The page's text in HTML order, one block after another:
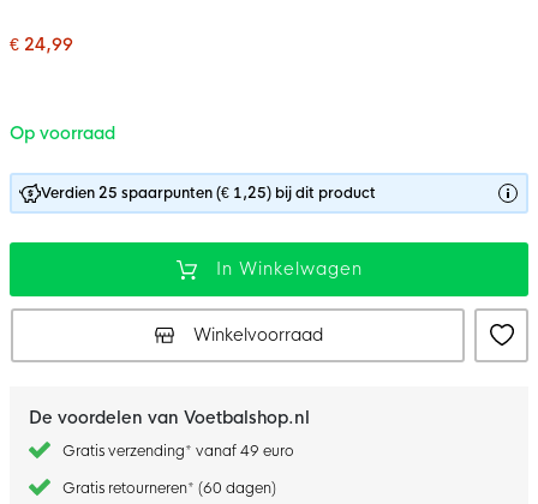
begin
gallerij
€ 24,99
Op voorraad
Verdien 25 spaarpunten (€ 1,25) bij dit product
In Winkelwagen
Winkelvoorraad
De voordelen van Voetbalshop.nl
Gratis verzending* vanaf 49 euro
Gratis retourneren* (60 dagen)